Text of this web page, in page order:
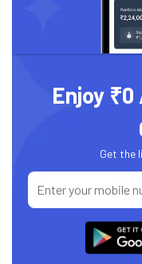
Enjoy
Get the